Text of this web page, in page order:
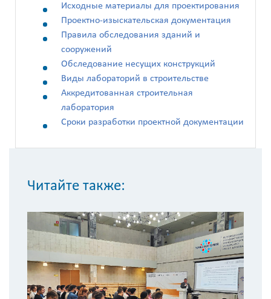
Исходные материалы для проектирования
Проектно-изыскательская документация
Правила обследования зданий и
сооружений
Обследование несущих конструкций
Виды лабораторий в строительстве
Аккредитованная строительная
лаборатория
Сроки разработки проектной документации
Читайте также:
Стоимость
работ
0
р
Стоимость
детальный
расчёт